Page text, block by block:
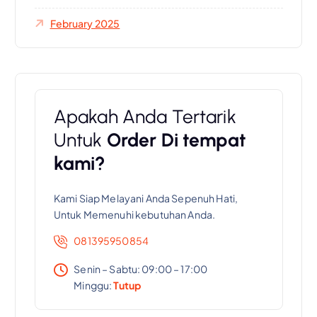
February 2025
Apakah Anda Tertarik
Untuk Order Di tempat
kami?
Kami Siap Melayani Anda Sepenuh Hati,
Untuk Memenuhi kebutuhan Anda.
081395950854
Senin – Sabtu: 09:00 – 17:00
Minggu:Tutup